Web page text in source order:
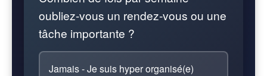
oubliez-vous un rendez-vous ou une
tâche importante ?
Jamais - Je suis hyper organisé(e)